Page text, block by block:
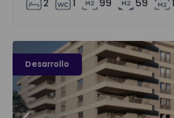
2 1 99 59
Desarrollo
PLENO JARDIM - 3